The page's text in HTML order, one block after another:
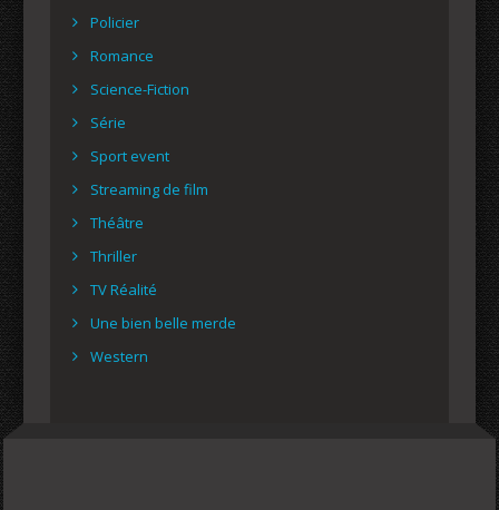
Policier
Romance
Science-Fiction
Série
Sport event
Streaming de film
Théâtre
Thriller
TV Réalité
Une bien belle merde
Western